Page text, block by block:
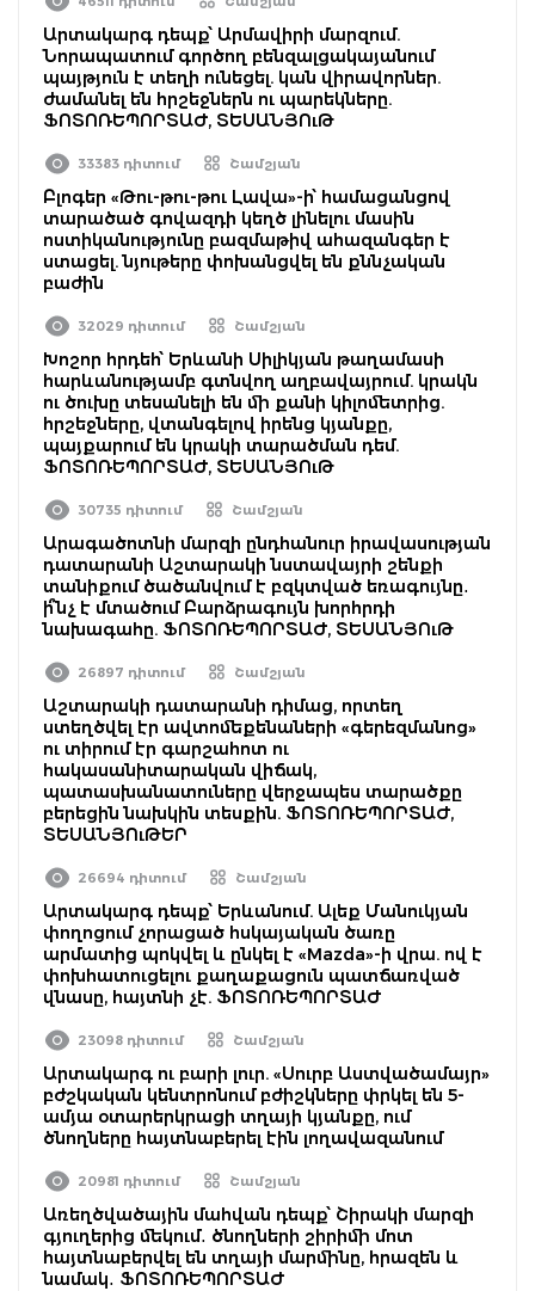
Արտակարգ դեպք՝ Արմավիրի մարզում.
Նորապատում գործող բենզալցակայանում
պայթյուն է տեղի ունեցել. կան վիրավորներ.
ժամանել են հրշեջներն ու պարեկները.
ՖՈՏՈՌԵՊՈՐՏԱԺ, ՏԵՍԱՆՅՈւԹ
33383 դիտում Շամշյան
Բլոգեր «Թու-թու-թու Լավա»-ի՝ համացանցով
տարածած գովազդի կեղծ լինելու մասին
ոստիկանությունը բազմաթիվ ահազանգեր է
ստացել. նյութերը փոխանցվել են քննչական
բաժին
32029 դիտում Շամշյան
Խոշոր հրդեհ՝ Երևանի Սիլիկյան թաղամասի
հարևանությամբ գտնվող աղբավայրում. կրակն
ու ծուխը տեսանելի են մի քանի կիլոմետրից.
հրշեջները, վտանգելով իրենց կյանքը,
պայքարում են կրակի տարածման դեմ.
ՖՈՏՈՌԵՊՈՐՏԱԺ, ՏԵՍԱՆՅՈւԹ
30735 դիտում Շամշյան
Արագածոտնի մարզի ընդհանուր իրավասության
դատարանի Աշտարակի նստավայրի շենքի
տանիքում ծածանվում է բզկտված եռագույնը․
ի՞նչ է մտածում Բարձրագույն խորհրդի
նախագահը. ՖՈՏՈՌԵՊՈՐՏԱԺ, ՏԵՍԱՆՅՈւԹ
26897 դիտում Շամշյան
Աշտարակի դատարանի դիմաց, որտեղ
ստեղծվել էր ավտոմեքենաների «գերեզմանոց»
ու տիրում էր գարշահոտ ու
հակասանիտարական վիճակ,
պատասխանատուները վերջապես տարածքը
բերեցին նախկին տեսքին. ՖՈՏՈՌԵՊՈՐՏԱԺ,
ՏԵՍԱՆՅՈւԹԵՐ
26694 դիտում Շամշյան
Արտակարգ դեպք՝ Երևանում. Ալեք Մանուկյան
փողոցում չորացած հսկայական ծառը
արմատից պոկվել և ընկել է «Mazda»-ի վրա. ով է
փոխհատուցելու քաղաքացուն պատճառված
վնասը, հայտնի չէ. ՖՈՏՈՌԵՊՈՐՏԱԺ
23098 դիտում Շամշյան
Արտակարգ ու բարի լուր. «Սուրբ Աստվածամայր»
բժշկական կենտրոնում բժիշկները փրկել են 5-
ամյա օտարերկրացի տղայի կյանքը, ում
ծնողները հայտնաբերել էին լողավազանում
20981 դիտում Շամշյան
Առեղծվածային մահվան դեպք՝ Շիրակի մարզի
գյուղերից մեկում․ ծնողների շիրիմի մոտ
հայտնաբերվել են տղայի մարմինը, հրազեն և
նամակ․ ՖՈՏՈՌԵՊՈՐՏԱԺ